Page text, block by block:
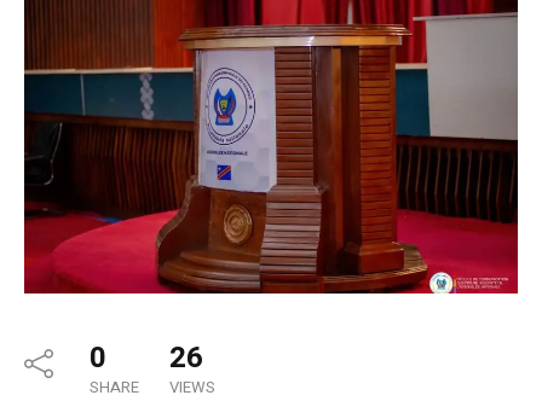
0
SHARE
26
VIEWS